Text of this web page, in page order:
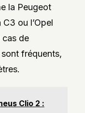
la Peugeot
ou l’Opel
cas de
fréquents,
Clio 2 :